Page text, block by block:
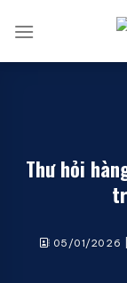
qua
Thư hỏi
05/01/2026